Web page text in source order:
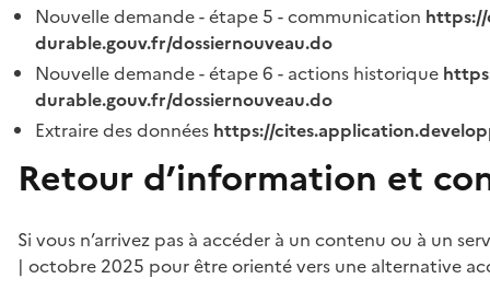
Nouvelle demande - étape 5 - communication
durable.gouv.fr/dossiernouveau.do
Nouvelle demande - étape 6 - actions historique
durable.gouv.fr/dossiernouveau.do
Extraire des données https://
Retour d’information et
Si vous n’arrivez pas à accéder à un contenu ou à un
| octobre 2025 pour être orienté vers une alternative